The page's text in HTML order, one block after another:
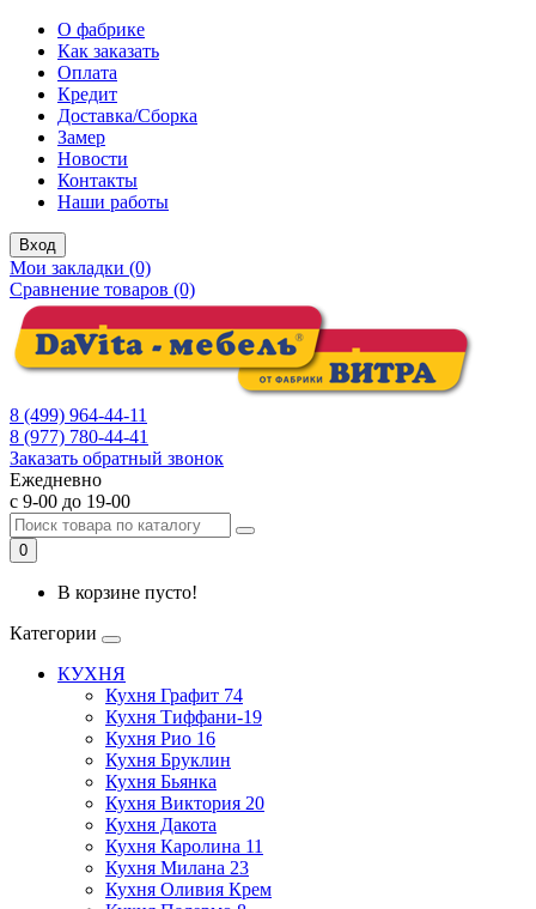
О фабрике
Как заказать
Оплата
Кредит
Доставка/Сборка
Замер
Новости
Контакты
Наши работы
Вход
Мои закладки (0)
Сравнение товаров (0)
8 (499) 964-44-11
8 (977) 780-44-41
Заказать обратный звонок
Ежедневно
с 9-00 до 19-00
0
В корзине пусто!
Категории
КУХНЯ
Кухня Графит 74
Кухня Тиффани-19
Кухня Рио 16
Кухня Бруклин
Кухня Бьянка
Кухня Виктория 20
Кухня Дакота
Кухня Каролина 11
Кухня Милана 23
Кухня Оливия Крем